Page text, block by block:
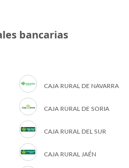
bancarias
CAJA RURAL DE NAVARRA
CAJA RURAL DE SORIA
CAJA RURAL DEL SUR
CAJA RURAL JAÉN